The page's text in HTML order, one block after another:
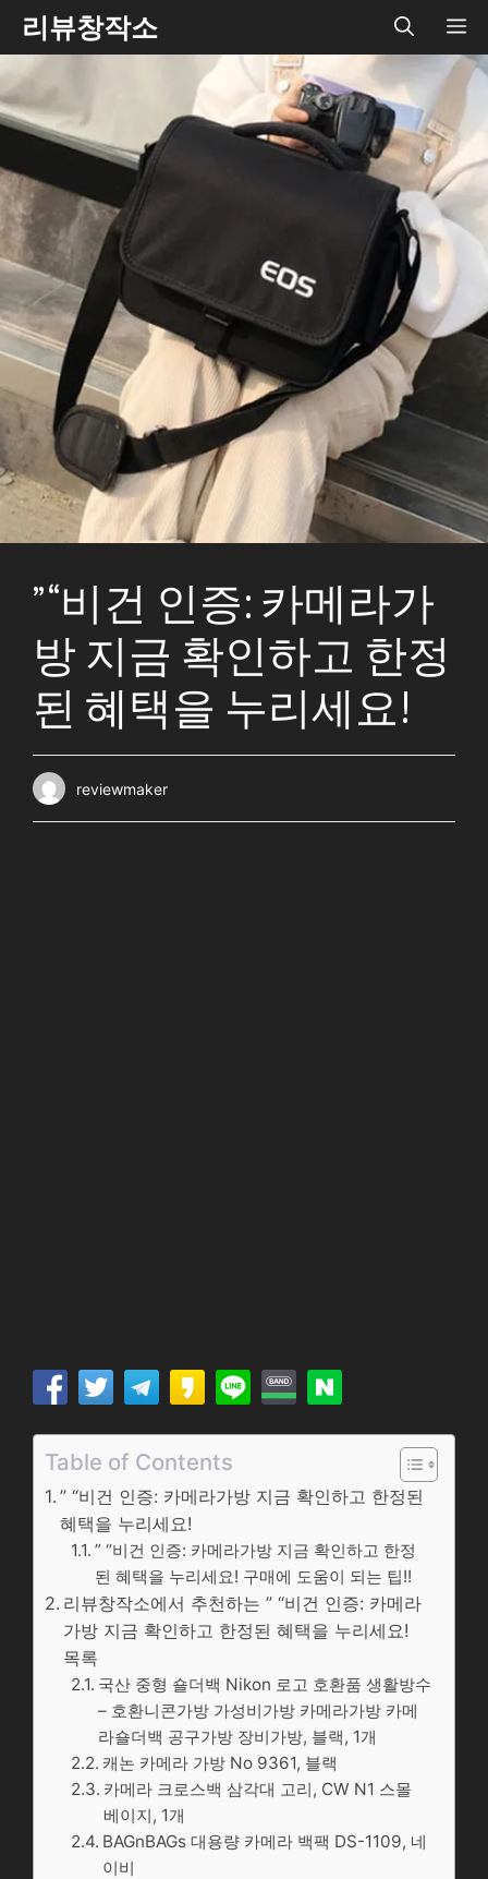
Skip
content
리뷰창작소
” “비건 인증: 카메라가
방 지금 확인하고 한정
된 혜택을 누리세요!
reviewmaker
Table of Contents
” “비건 인증: 카메라가방 지금 확인하고 한정된
혜택을 누리세요!
” “비건 인증: 카메라가방 지금 확인하고 한정
된 혜택을 누리세요! 구매에 도움이 되는 팁!!
리뷰창작소에서 추천하는 ” “비건 인증: 카메라
가방 지금 확인하고 한정된 혜택을 누리세요!
목록
국산 중형 숄더백 Nikon 로고 호환품 생활방수
– 호환니콘가방 가성비가방 카메라가방 카메
라숄더백 공구가방 장비가방, 블랙, 1개
캐논 카메라 가방 No 9361, 블랙
카메라 크로스백 삼각대 고리, CW N1 스몰
베이지, 1개
BAGnBAGs 대용량 카메라 백팩 DS-1109, 네
이비